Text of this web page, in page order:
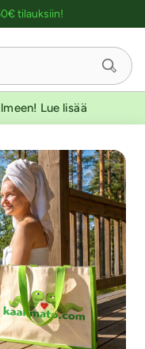
tilauksiin!
Lue lisää